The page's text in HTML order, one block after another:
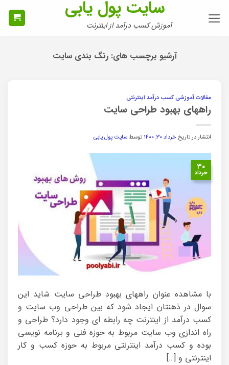
سایت پول یابی
آموزش کسب درآمد از اینترنت
آرشیو برچسب های:رنگ بندی سایت
مقالات آموزشی کسب درآمد اینترنتی
راههای بهبود طراحی سایت
انتشار در تاریخخرداد ۳۰, ۱۴۰۰ توسط سایت پول یابی
۳۰
خرداد
با مشاهده عنوان راههای بهبود طراحی سایت شاید این
سوال در ذهنتان ایجاد شود که بین طراحی وب سایت و
کسب درآمد از اینترنت چه رابطه ای وجود دارد؟ طراحی و
راه اندازی وب سایت مربوط به حوزه فنی و برنامه نویسی
بوده و کسب درآمد اینترنتی مربوط به حوزه کسب و کار
اینترنتی و […]